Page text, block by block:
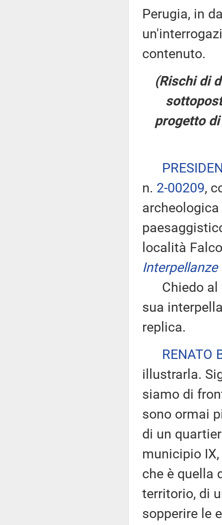
Perugia, in
contenuto.
(Rischi di
progetto
n. 2-00209,
località
Chiedo al
sua
replica.
RENATO
illustrarla.
siamo di
sono ormai
di un
municipio
che è quella
territorio, di
sopperire le